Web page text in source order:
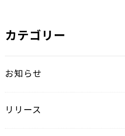
カテゴリー
お知らせ
リリース